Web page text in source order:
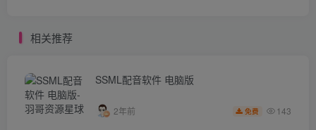
相关推荐
SSML配音软件 电脑版
2年前 免费 143